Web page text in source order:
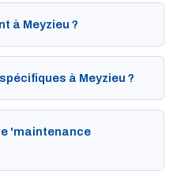
à Meyzieu ?
à Meyzieu ?
'maintenance